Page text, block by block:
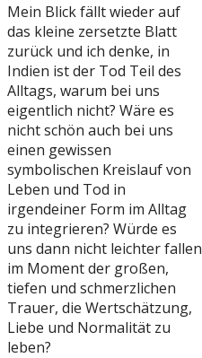
Mein Blick fällt wieder auf
das kleine zersetzte Blatt
zurück und ich denke, in
Indien ist der Tod Teil des
Alltags, warum bei uns
eigentlich nicht? Wäre es
nicht schön auch bei uns
einen gewissen
symbolischen Kreislauf von
Leben und Tod in
irgendeiner Form im Alltag
zu integrieren? Würde es
uns dann nicht leichter fallen
im Moment der großen,
tiefen und schmerzlichen
Trauer, die Wertschätzung,
Liebe und Normalität zu
leben?